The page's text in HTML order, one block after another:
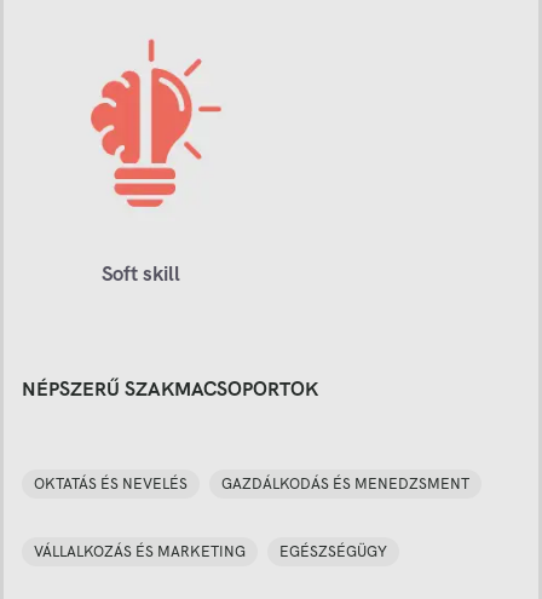
Soft skill
NÉPSZERŰ SZAKMACSOPORTOK
OKTATÁS ÉS NEVELÉS GAZDÁLKODÁS ÉS MENEDZSMENT
VÁLLALKOZÁS ÉS MARKETING EGÉSZSÉGÜGY